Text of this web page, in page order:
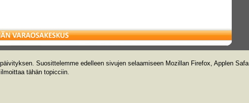
Suosittelemme edelleen sivujen selaamiseen Mozillan Firefox, Applen
tähän topicciin.